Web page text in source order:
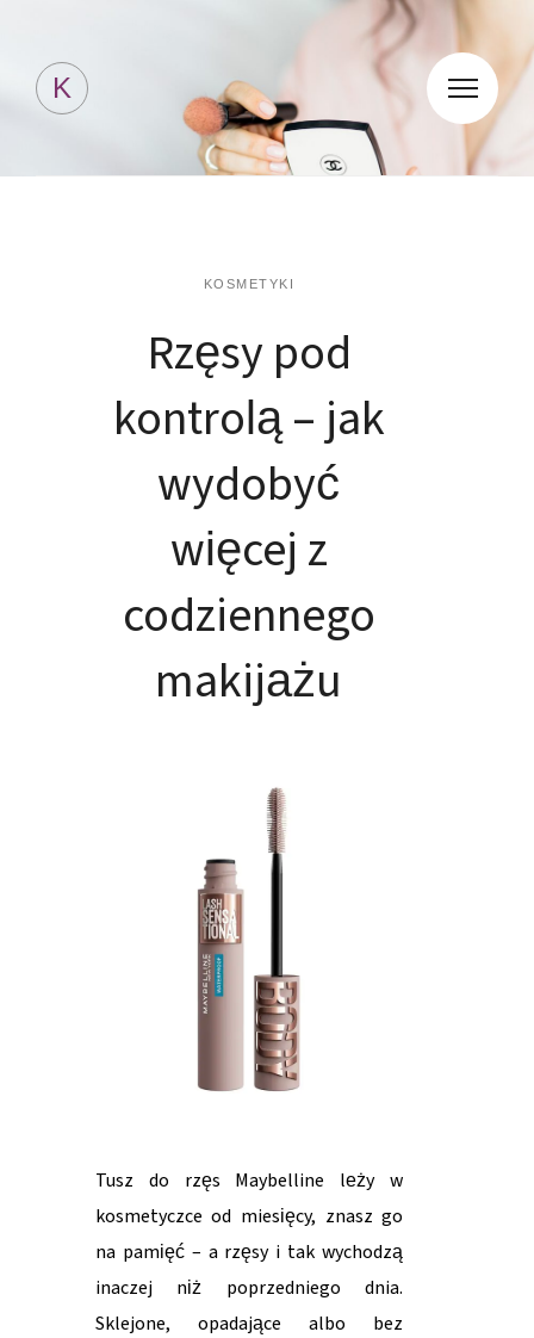
K
KOSMETYKI
Rzęsy pod
kontrolą – jak
wydobyć
więcej z
codziennego
makijażu
Tusz do rzęs Maybelline leży w
kosmetyczce od miesięcy, znasz go
na pamięć – a rzęsy i tak wychodzą
inaczej niż poprzedniego dnia.
Sklejone, opadające albo bez